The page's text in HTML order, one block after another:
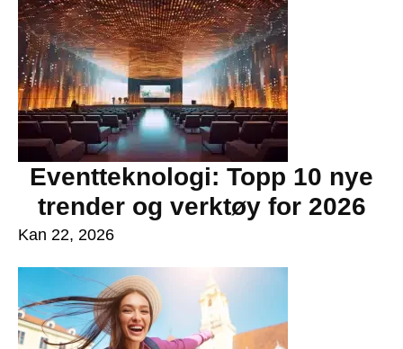
Eventteknologi: Topp 10 nye
trender og verktøy for 2026
Kan 22, 2026